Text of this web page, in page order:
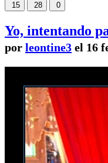
15 28 0
Yo, intentando
por leontine3 el 16